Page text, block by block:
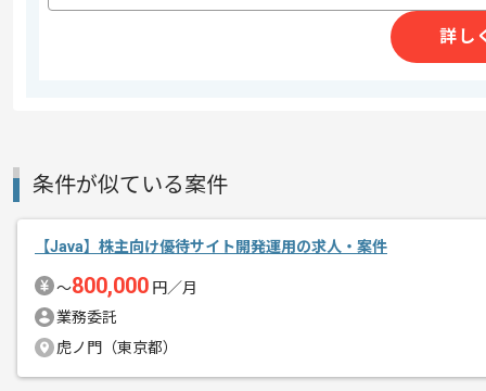
その他募集要項
商談回数
1回
募集人数
2人
大手企業のWebサイトを多数制作され
詳し
条件が似ている案件
【Java】株主向け優待サイト開発運用の求人・案件
〜800,000 円／月
業務委託
虎ノ門（東京都）